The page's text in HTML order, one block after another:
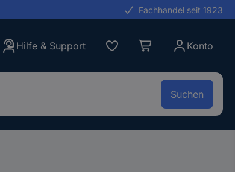
Fachhandel seit 1923
Hilfe & Support Konto
Suchen